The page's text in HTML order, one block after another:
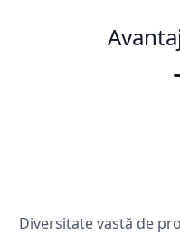
Diversitate vastă de